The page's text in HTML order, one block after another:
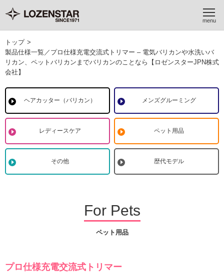
トップ >
製品仕様一覧／プロ仕様充電交流式トリマー – 電気バリカンや水洗いバ
リカン、ペットバリカンまでバリカンのことなら【ロゼンスターJPN株式
会社】
ヘアカッター（バリカン） メンズグルーミング
レディースケア ペット用品
その他 歴代モデル
For Pets
ペット用品
プロ仕様充電交流式トリマー